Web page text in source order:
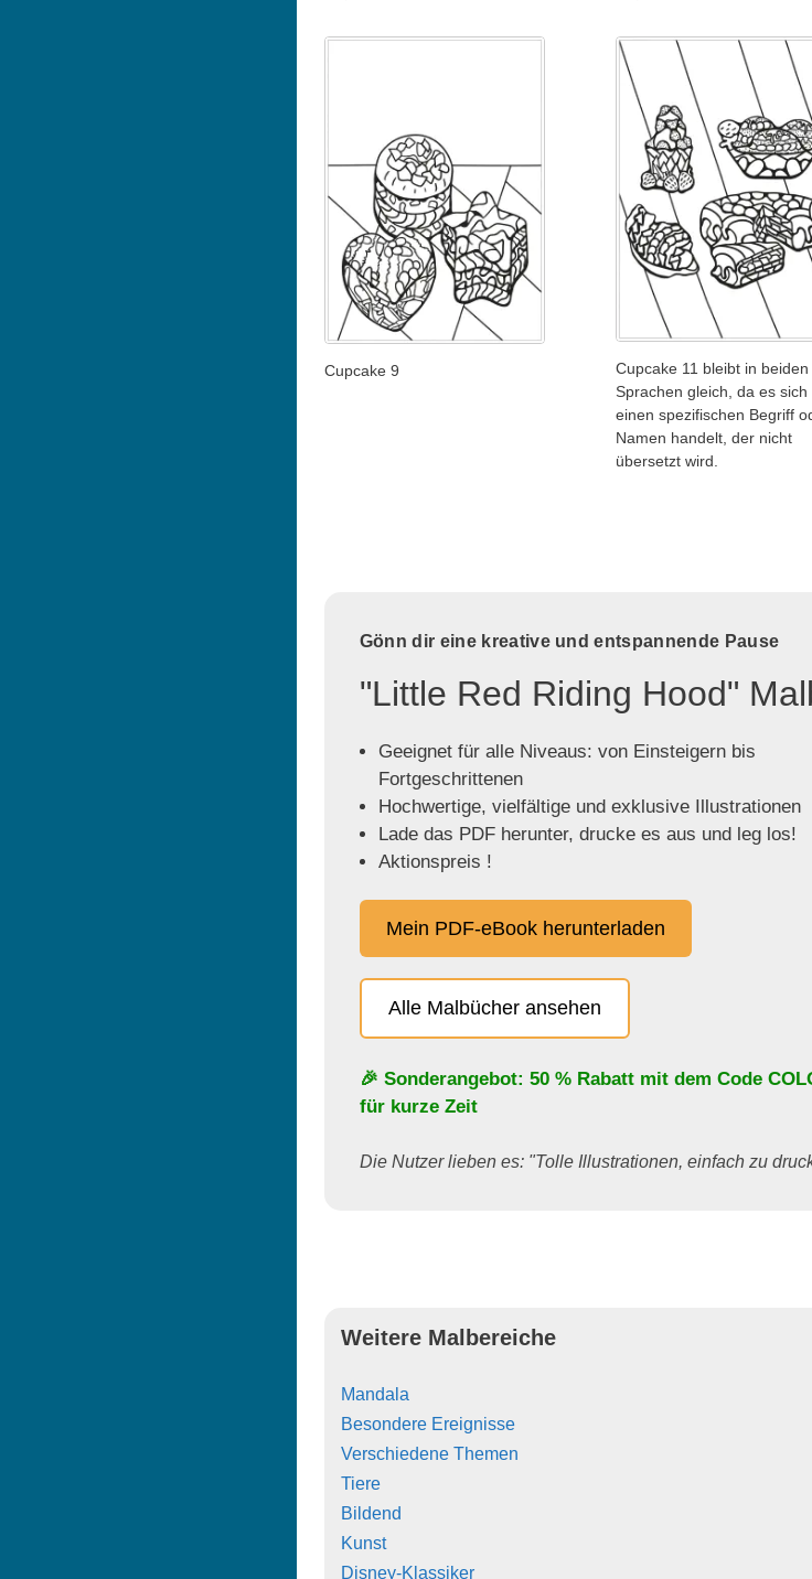
Cupcake 9
Cupcake 11 bleibt in beiden
Sprachen gleich, da es sich
einen spezifischen Begriff
Namen handelt, der nicht
übersetzt wird.
Gönn dir eine kreative und entspannende Pause
"Little Red Riding Hood"
Geeignet für alle Niveaus: von Einsteigern bis
Fortgeschrittenen
Hochwertige, vielfältige und exklusive Illustrationen
Lade das PDF herunter, drucke es aus und leg los!
Aktionspreis !
Mein PDF-eBook herunterladen
Alle Malbücher ansehen
🎉 Sonderangebot: 50 % Rabatt mit dem Code
für kurze Zeit
Die Nutzer lieben es: "Tolle Illustrationen, einfach zu
Weitere Malbereiche
Mandala
Besondere Ereignisse
Verschiedene Themen
Tiere
Bildend
Kunst
Disney-Klassiker